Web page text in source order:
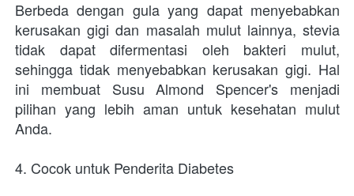
Berbeda dengan gula yang dapat menyebabkan
kerusakan gigi dan masalah mulut lainnya, stevia
tidak dapat difermentasi oleh bakteri mulut,
sehingga tidak menyebabkan kerusakan gigi. Hal
ini membuat Susu Almond Spencer's menjadi
pilihan yang lebih aman untuk kesehatan mulut
Anda.
4. Cocok untuk Penderita Diabetes